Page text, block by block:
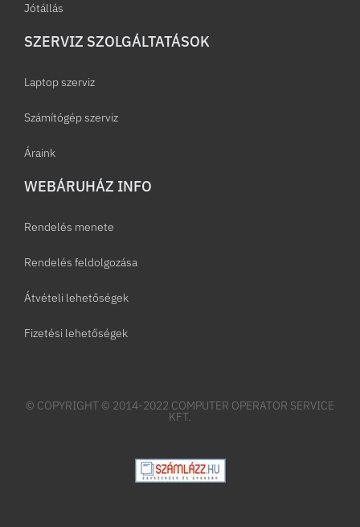
Jótállás
SZERVIZ SZOLGÁLTATÁSOK
Laptop szerviz
Számítógép szerviz
Áraink
WEBÁRUHÁZ INFO
Rendelés menete
Rendelés feldolgozása
Átvételi lehetőségek
Fizetési lehetőségek
© COPYRIGHT © 2014-2022 COMPUTER OPERATOR SERVICE
KFT.